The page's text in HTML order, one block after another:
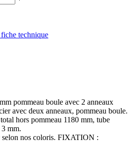
technique
pommeau boule avec 2 anneaux
avec deux anneaux, pommeau boule.
hors pommeau 1180 mm, tube
mm.
nos coloris. FIXATION :